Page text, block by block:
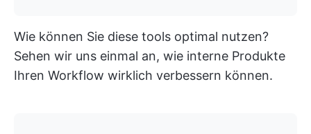
Wie können Sie diese tools optimal nutzen?
Sehen wir uns einmal an, wie interne Produkte
Ihren Workflow wirklich verbessern können.